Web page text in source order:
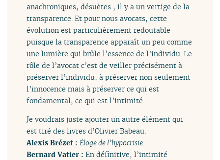
anachroniques, désuètes ; il y a un vertige de la
transparence. Et pour nous avocats, cette
évolution est particulièrement redoutable
puisque la transparence apparaît un peu comme
une lumière qui brûle l’essence de l’individu. Le
rôle de l’avocat c’est de veiller précisément à
préserver l’individu, à préserver non seulement
l’innocence mais à préserver ce qui est
fondamental, ce qui est l’intimité.
Je voudrais juste ajouter un autre élément qui
est tiré des livres d’Olivier Babeau.
Alexis Brézet :Éloge de l’hypocrisie.
Bernard Vatier :En définitive, l’intimité